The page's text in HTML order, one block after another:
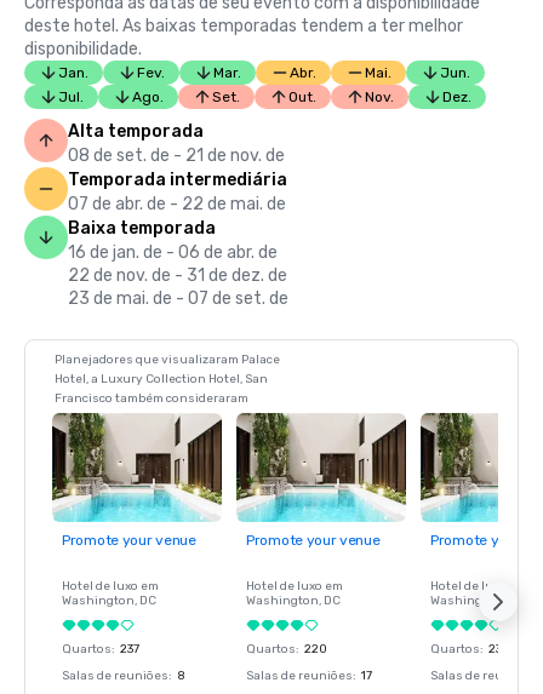
deste hotel. As baixas temporadas tendem a ter melhor
disponibilidade.
Jan. Fev. Mar. Abr. Mai.
Jun.
Jul.
Ago. Set. Out. Nov. Dez.
Alta temporada
08 de set. de - 21 de nov. de
Temporada intermediária
07 de abr. de - 22 de mai. de
Baixa temporada
16 de jan. de - 06 de abr. de
22 de nov. de - 31 de dez. de
23 de mai. de - 07 de set. de
Planejadores que visualizaram Palace
Hotel, a Luxury Collection Hotel, San
Francisco também consideraram
Promote your venue
Hotel de luxo em
Washington, DC
Quartos: 237
Salas de reuniões: 8
Promote your venue
Hotel de luxo em
Washington, DC
Quartos: 220
Salas de reuniões: 17
Promote your
Hotel de luxo em
Washington
Quartos: 237
Salas de reuniões